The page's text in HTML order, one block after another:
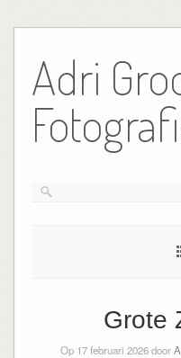
de
inhoud
Adri
Grote
Op 17 februari 2026 door